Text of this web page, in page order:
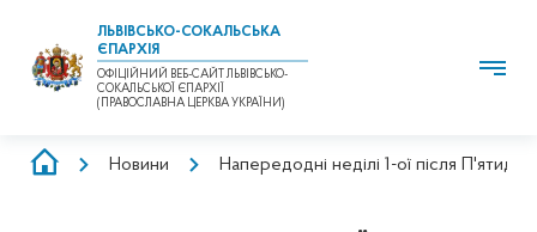
ЛЬВІВСЬКО-СОКАЛЬСЬКА
ЄПАРХІЯ
ОФІЦІЙНИЙ ВЕБ-САЙТ ЛЬВІВСЬКО-
СОКАЛЬСЬКОЇ ЄПАРХІЇ
(ПРАВОСЛАВНА ЦЕРКВА УКРАЇНИ)
РЯДОК
Новини Напередодні неділі 1-ої після